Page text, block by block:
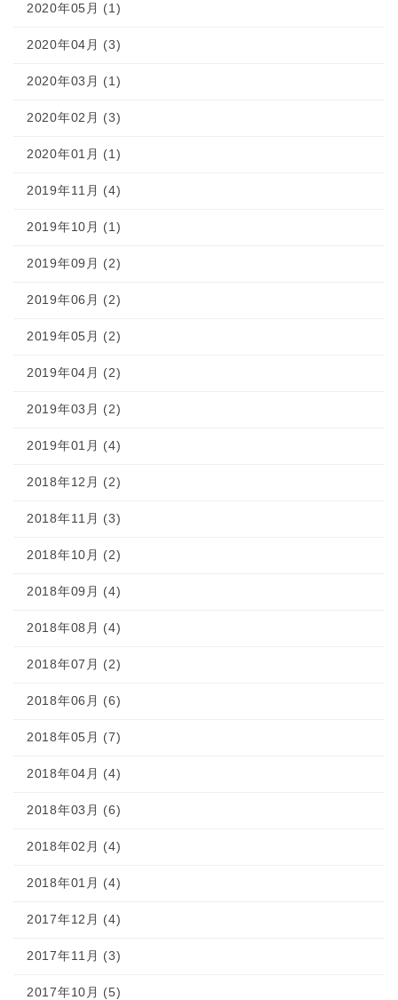
2020年05月 (1)
2020年04月 (3)
2020年03月 (1)
2020年02月 (3)
2020年01月 (1)
2019年11月 (4)
2019年10月 (1)
2019年09月 (2)
2019年06月 (2)
2019年05月 (2)
2019年04月 (2)
2019年03月 (2)
2019年01月 (4)
2018年12月 (2)
2018年11月 (3)
2018年10月 (2)
2018年09月 (4)
2018年08月 (4)
2018年07月 (2)
2018年06月 (6)
2018年05月 (7)
2018年04月 (4)
2018年03月 (6)
2018年02月 (4)
2018年01月 (4)
2017年12月 (4)
2017年11月 (3)
2017年10月 (5)